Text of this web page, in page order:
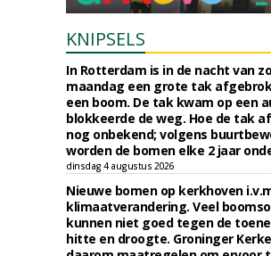
KNIPSELS
In Rotterdam is in de nacht van
maandag een grote tak
een boom. De tak kwam op een
blokkeerde de weg. Hoe de tak
nog onbekend; volgens
worden de bomen elke 2 jaar
dinsdag 4 augustus 2026
Nieuwe bomen op kerkhoven
klimaatverandering. Veel
kunnen niet goed tegen de
hitte en droogte. Groninger